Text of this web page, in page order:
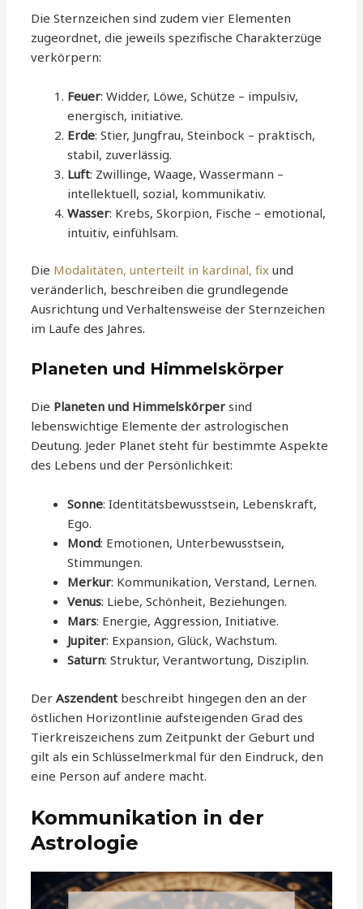
Die Sternzeichen sind zudem vier Elementen
zugeordnet, die jeweils spezifische Charakterzüge
verkörpern:
Feuer: Widder, Löwe, Schütze – impulsiv,
energisch, initiative.
Erde: Stier, Jungfrau, Steinbock – praktisch,
stabil, zuverlässig.
Luft: Zwillinge, Waage, Wassermann –
intellektuell, sozial, kommunikativ.
Wasser: Krebs, Skorpion, Fische – emotional,
intuitiv, einfühlsam.
Die Modalitäten, unterteilt in kardinal, fix und
veränderlich, beschreiben die grundlegende
Ausrichtung und Verhaltensweise der Sternzeichen
im Laufe des Jahres.
Planeten und Himmelskörper
Die Planeten und Himmelskörper sind
lebenswichtige Elemente der astrologischen
Deutung. Jeder Planet steht für bestimmte Aspekte
des Lebens und der Persönlichkeit:
Sonne: Identitätsbewusstsein, Lebenskraft,
Ego.
Mond: Emotionen, Unterbewusstsein,
Stimmungen.
Merkur: Kommunikation, Verstand, Lernen.
Venus: Liebe, Schönheit, Beziehungen.
Mars: Energie, Aggression, Initiative.
Jupiter: Expansion, Glück, Wachstum.
Saturn: Struktur, Verantwortung, Disziplin.
DerAszendent beschreibt hingegen den an der
östlichen Horizontlinie aufsteigenden Grad des
Tierkreiszeichens zum Zeitpunkt der Geburt und
gilt als ein Schlüsselmerkmal für den Eindruck, den
eine Person auf andere macht.
Kommunikation in der
Astrologie